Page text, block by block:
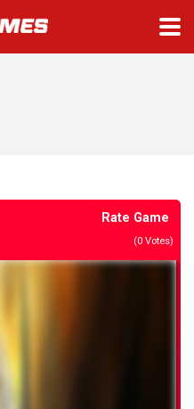
Rate Game
(0 Votes)